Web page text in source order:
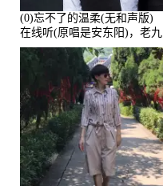
(0)忘不了的温柔(无和声版)
在线听(原唱是安东阳)，老九
演唱点播:17392次